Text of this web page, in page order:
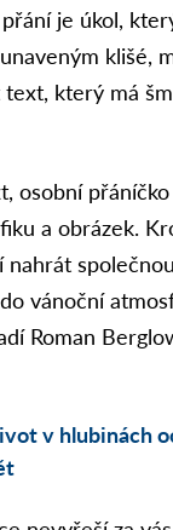
je úkol,
klišé,
který má
osobní
a obrázek.
nahrát
vánoční
Roman
v hlubinách